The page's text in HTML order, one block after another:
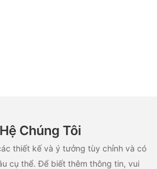
Chúng Tôi
thiết kế và ý tưởng tùy chỉnh và có
cụ thể. Để biết thêm thông tin, vui